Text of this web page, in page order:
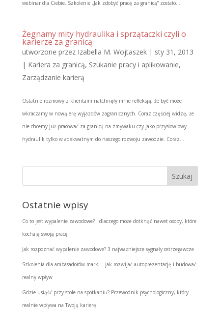
webinar dla Ciebie. Szkolenie „Jak zdobyć pracę za granicą” zostało...
Żegnamy mity hydraulika i sprzątaczki czyli o
karierze za granicą
utworzone przez Izabella M. Wojtaszek| sty 31, 2013
| Kariera za granicą, Szukanie pracy i aplikowanie,
Zarządzanie karierą
Ostatnie rozmowy z klientami natchnęły mnie refleksją, że być może
wkraczamy w nową erę wyjazdów zagranicznych. Coraz częściej widzę, że
nie chcemy już pracować za granicą na zmywaku czy jako przysłowiowy
hydraulik tylko w adekwatnym do naszego rozwoju zawodzie. Coraz...
Ostatnie wpisy
Co to jest wypalenie zawodowe? I dlaczego może dotknąć nawet osoby, które
kochają swoją pracę
Jak rozpoznać wypalenie zawodowe? 3 najważniejsze sygnały ostrzegawcze
Szkolenia dla ambasadorów marki – jak rozwijać autoprezentację i budować
realny wpływ
Gdzie usiąść przy stole na spotkaniu? Przewodnik psychologiczny, który
realnie wpływa na Twoją karierę